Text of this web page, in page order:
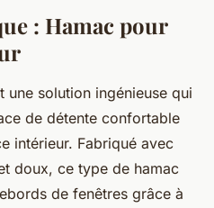
: Hamac pour
une solution ingénieuse qui
de détente confortable
intérieur. Fabriqué avec
doux, ce type de hamac
de fenêtres grâce à